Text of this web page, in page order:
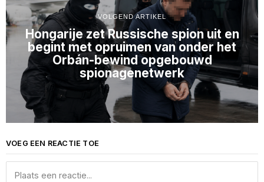
VOLGEND ARTIKEL
Hongarije zet Russische spion uit en
begint met opruimen van onder het
Orbán-bewind opgebouwd
spionagenetwerk
VOEG EEN REACTIE TOE